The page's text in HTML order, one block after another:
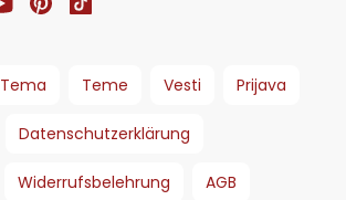
Tema Teme Vesti Prijava
Datenschutzerklärung
Widerrufsbelehrung AGB